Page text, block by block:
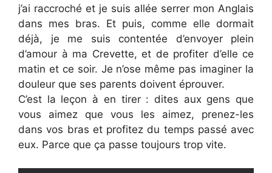
j’ai raccroché et je suis allée serrer mon Anglais
dans mes bras. Et puis, comme elle dormait
déjà, je me suis contentée d’envoyer plein
d’amour à ma Crevette, et de profiter d’elle ce
matin et ce soir. Je n’ose même pas imaginer la
douleur que ses parents doivent éprouver.
C’est la leçon à en tirer : dites aux gens que
vous aimez que vous les aimez, prenez-les
dans vos bras et profitez du temps passé avec
eux. Parce que ça passe toujours trop vite.